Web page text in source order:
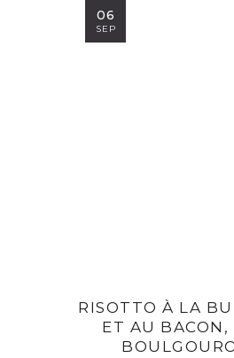
06
SEP
RISOTTO À LA
ET AU BACON,